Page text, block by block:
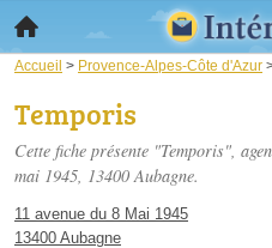
Accueil > Provence-Alpes-Côte d'Azur
Temporis
Cette fiche présente "Temporis",
mai 1945, 13400 Aubagne.
11 avenue du 8 Mai 1945
13400 Aubagne